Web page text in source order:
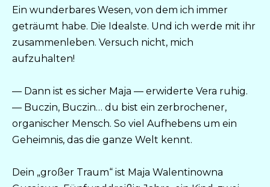
Ein wunderbares Wesen, von dem ich immer
geträumt habe. Die Idealste. Und ich werde mit ihr
zusammenleben. Versuch nicht, mich
aufzuhalten!
— Dann ist es sicher Maja — erwiderte Vera ruhig.
— Buczin, Buczin… du bist ein zerbrochener,
organischer Mensch. So viel Aufhebens um ein
Geheimnis, das die ganze Welt kennt.
Dein „großer Traum“ ist Maja Walentinowna